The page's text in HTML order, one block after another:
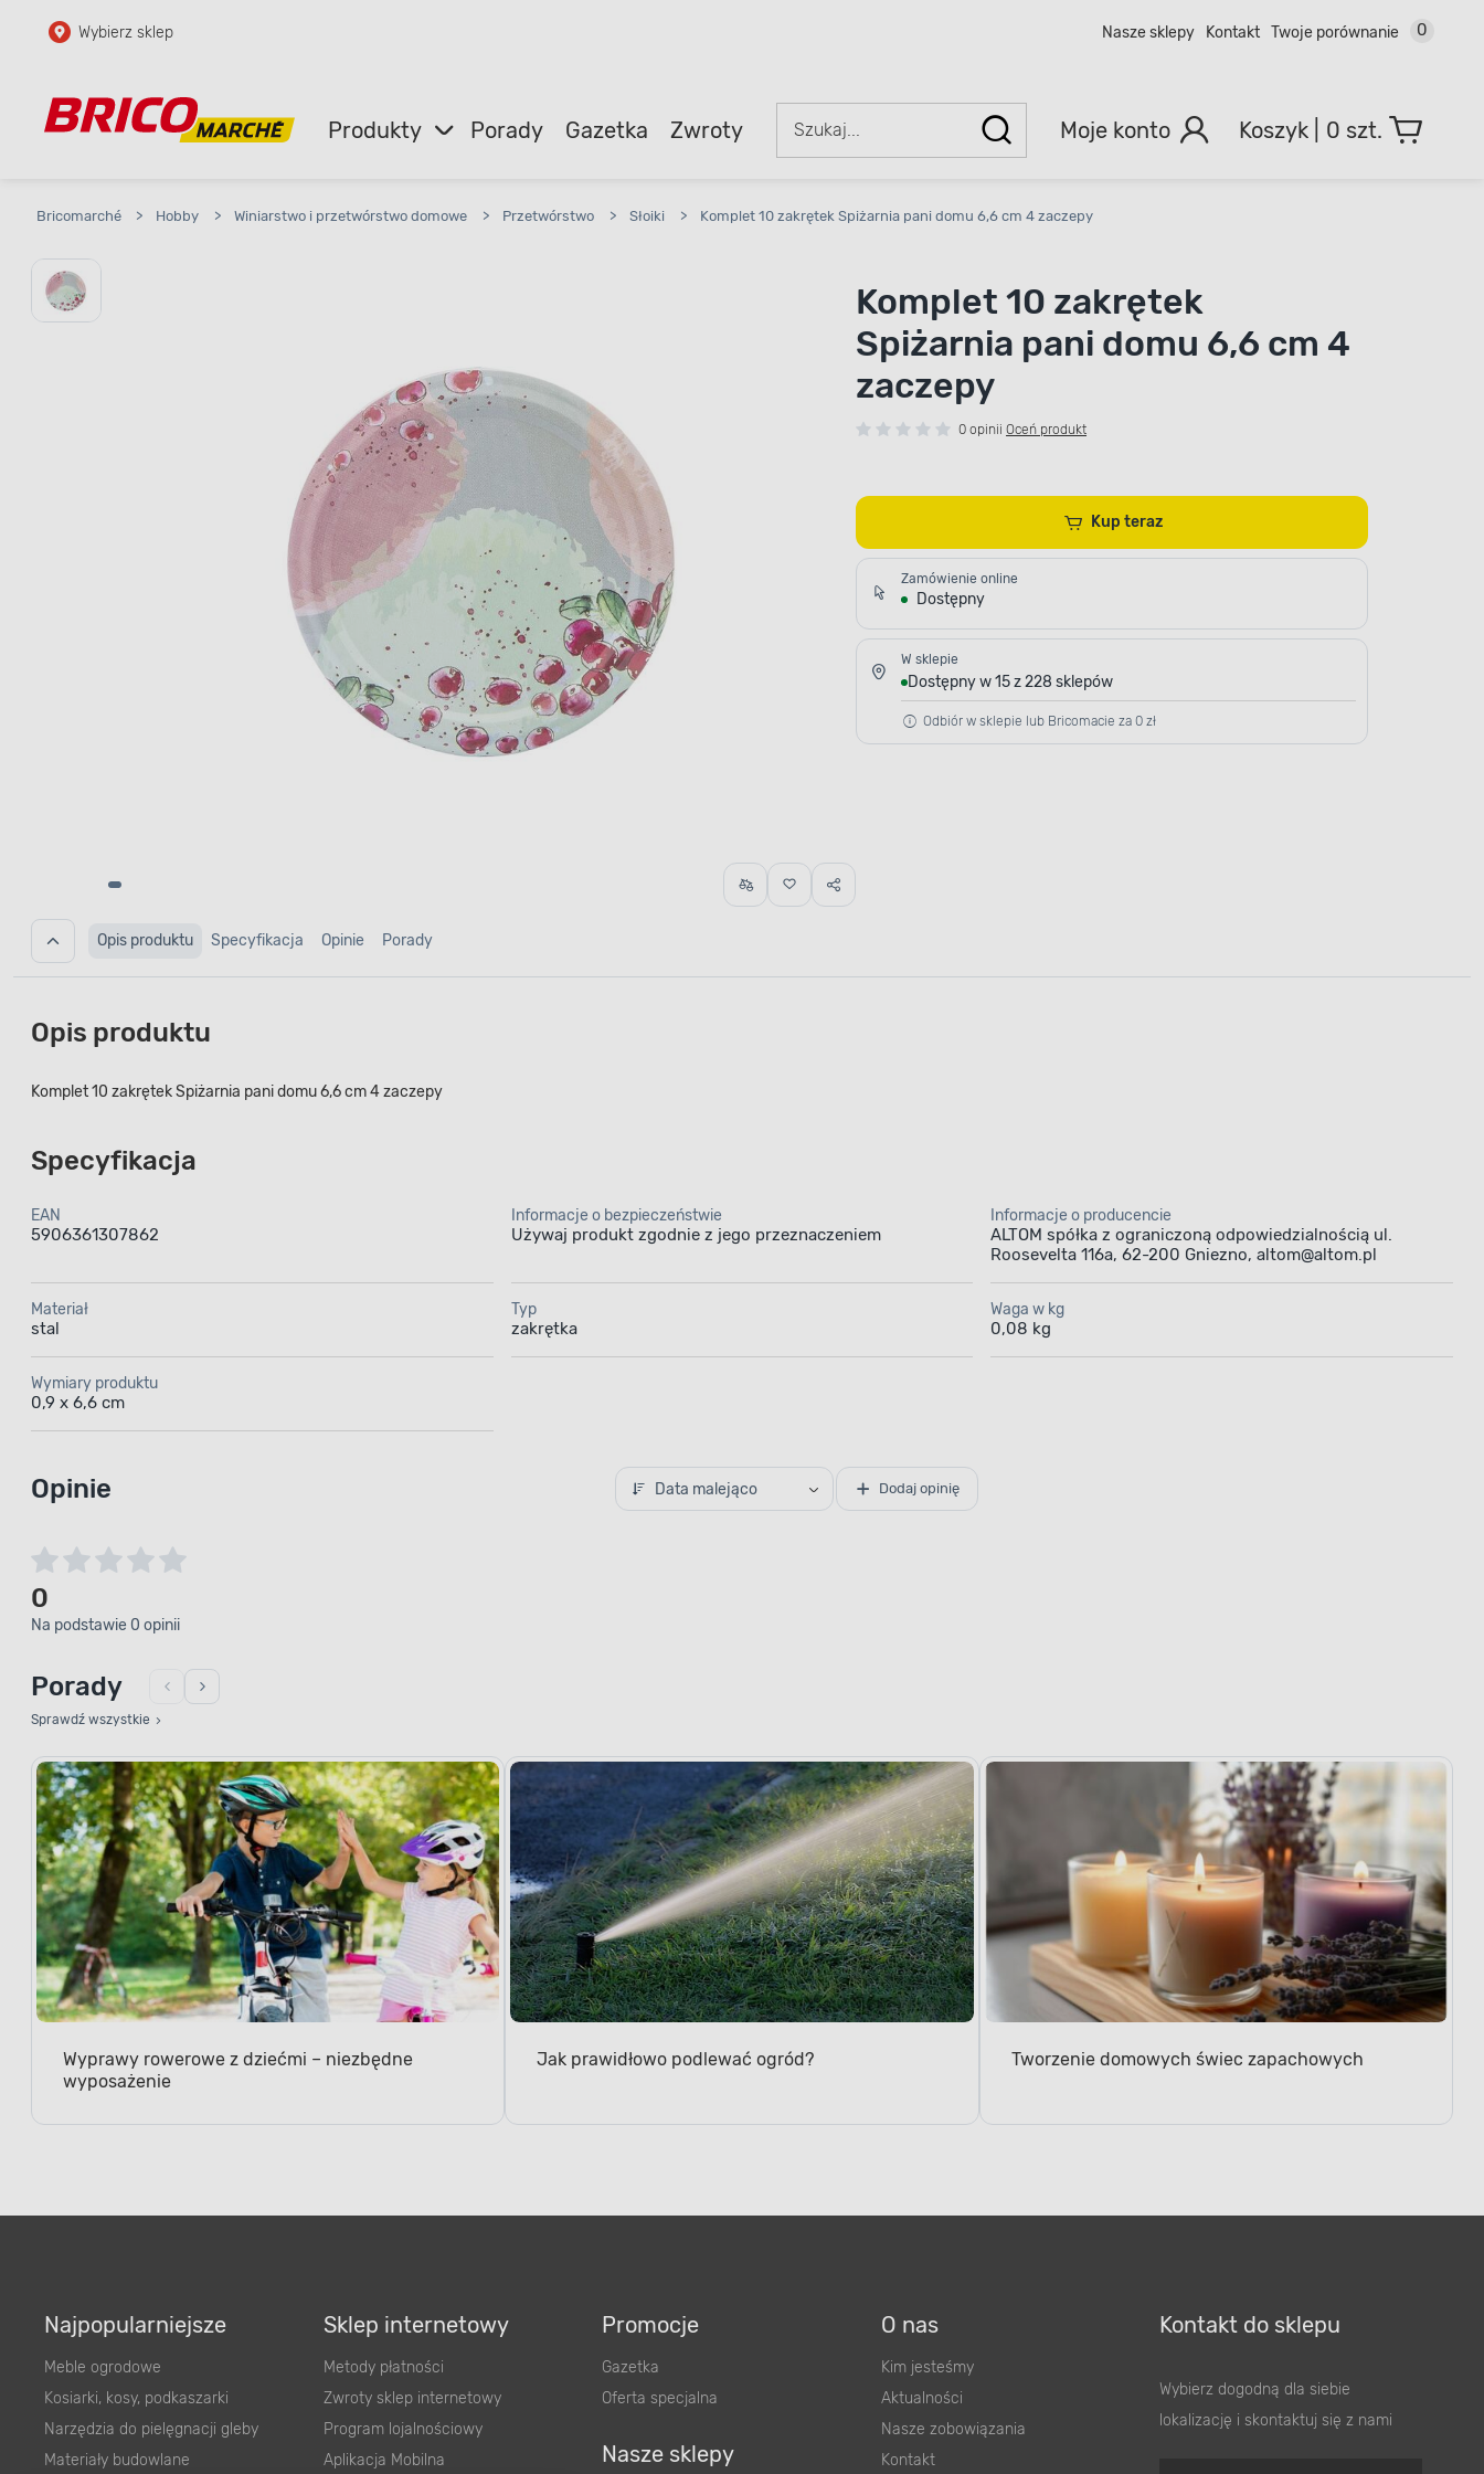
Przejdź do głównej zawartości
Przejdź do wyszukiwarki
Wybierz sklep Nasze sklepy Kontakt Twoje porównanie 0
Produkty Porady Gazetka Zwroty Moje konto 0 szt.
Bricomarché > Hobby > Winiarstwo i przetwórstwo domowe > Przetwórstwo > Słoiki > Komplet 10 zakrętek Spiżarnia pani domu 6,6 cm 4 zaczepy
Komplet 10 zakrętek
Spiżarnia pani domu 6,6 cm 4
zaczepy
0 opinii Oceń produkt
Kup teraz
Zamówienie online
Dostępny
W sklepie
Dostępny w 15 z 228 sklepów
Odbiór w sklepie lub Bricomacie za 0 zł
Opis produktu Specyfikacja Opinie Porady
Opis produktu
Komplet 10 zakrętek Spiżarnia pani domu 6,6 cm 4 zaczepy
Specyfikacja
EAN
5906361307862
Informacje o bezpieczeństwie
Używaj produkt zgodnie z jego przeznaczeniem
Informacje o producencie
ALTOM spółka z ograniczoną odpowiedzialnością ul.
Roosevelta 116a, 62-200 Gniezno, altom@altom.pl
Materiał
stal
Typ
zakrętka
Waga w kg
0,08 kg
Wymiary produktu
0,9 x 6,6 cm
Opinie Data malejąco Dodaj opinię
0
Na podstawie 0 opinii
Porady
Sprawdź wszystkie
Wyprawy rowerowe z dziećmi – niezbędne
wyposażenie
Jak prawidłowo podlewać ogród? Tworzenie domowych świec zapachowych
Najpopularniejsze
Meble ogrodowe
Kosiarki, kosy, podkaszarki
Narzędzia do pielęgnacji gleby
Materiały budowlane
Sklep internetowy
Metody płatności
Zwroty sklep internetowy
Program lojalnościowy
Aplikacja Mobilna
Promocje
Gazetka
Oferta specjalna
Nasze sklepy
O nas
Kim jesteśmy
Aktualności
Nasze zobowiązania
Kontakt
Kontakt do sklepu
Wybierz dogodną dla siebie
lokalizację i skontaktuj się z nami